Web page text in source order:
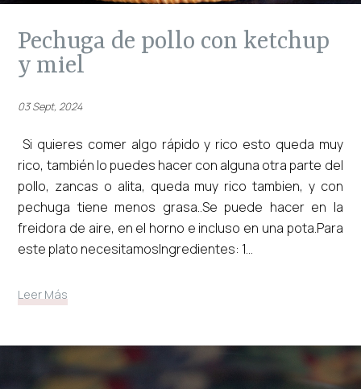
pechuga de pollo con ketchup
y miel
03 Sept, 2024
Si quieres comer algo rápido y rico esto queda muy
rico, también lo puedes hacer con alguna otra parte del
pollo, zancas o alita, queda muy rico tambien, y con
pechuga tiene menos grasa..Se puede hacer en la
freidora de aire, en el horno e incluso en una pota.Para
este plato necesitamosIngredientes: 1...
Leer Más